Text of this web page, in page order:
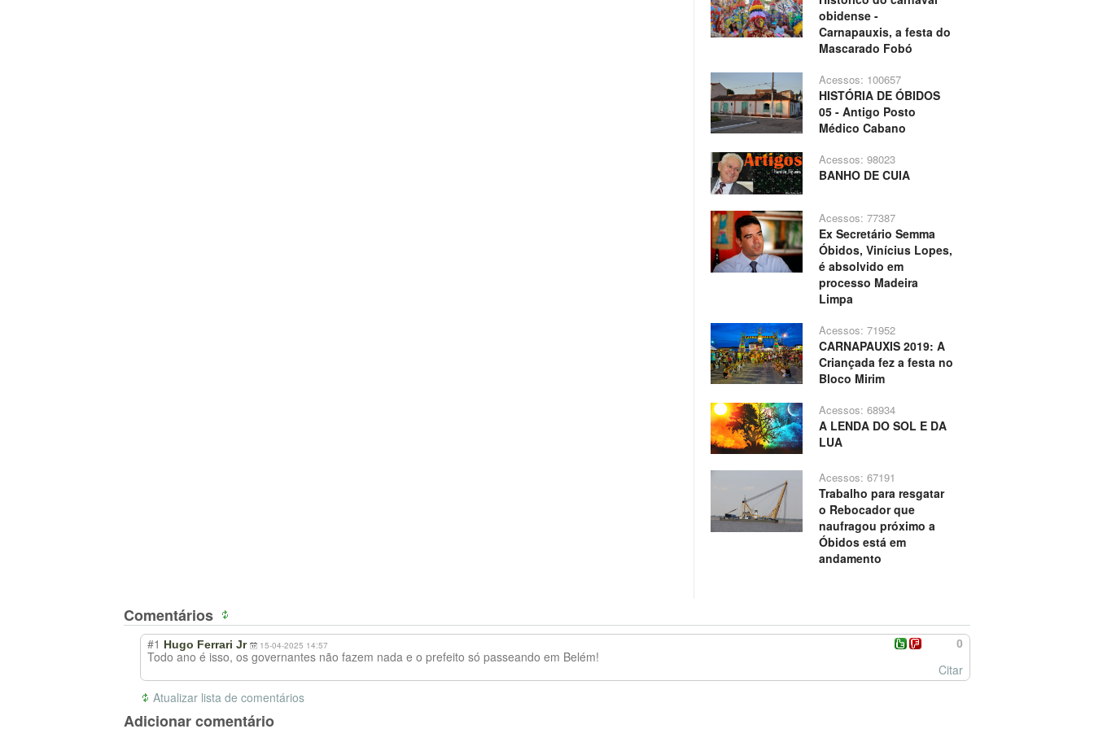
obidense -
Carnapauxis, a festa do
Mascarado Fobó
Acessos: 100657
HISTÓRIA DE ÓBIDOS
05 - Antigo Posto
Médico Cabano
Acessos: 98023
BANHO DE CUIA
Acessos: 77387
Ex Secretário Semma
Óbidos, Vinícius Lopes,
é absolvido em
processo Madeira
Limpa
Acessos: 71952
CARNAPAUXIS 2019: A
Criançada fez a festa no
Bloco Mirim
Acessos: 68934
A LENDA DO SOL E DA
LUA
Acessos: 67191
Trabalho para resgatar
o Rebocador que
naufragou próximo a
Óbidos está em
andamento
Comentários
0
#1 Hugo Ferrari Jr 15-04-2025 14:57
Todo ano é isso, os governantes não fazem nada e o prefeito só passeando em Belém!
Citar
Atualizar lista de comentários
Adicionar comentário